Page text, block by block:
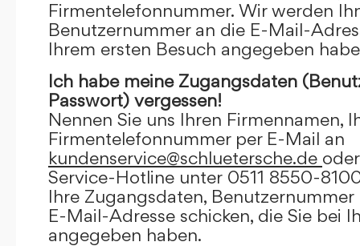
Firmentelefonnummer. Wir werden
Benutzernummer an die E-Mail-
Ihrem ersten Besuch angegeben
Ich habe meine Zugangsdaten
Passwort) vergessen!
Nennen Sie uns Ihren Firmennamen,
Firmentelefonnummer per E-Mail an
kundenservice@schluetersche.de
Service-Hotline unter 0511 8550-
Ihre Zugangsdaten,
E-Mail-Adresse schicken, die Sie bei
angegeben haben.